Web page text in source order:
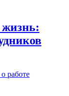
жизнь: